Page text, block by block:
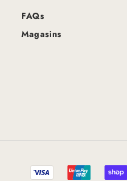
FAQs
Magasins
Méthodes